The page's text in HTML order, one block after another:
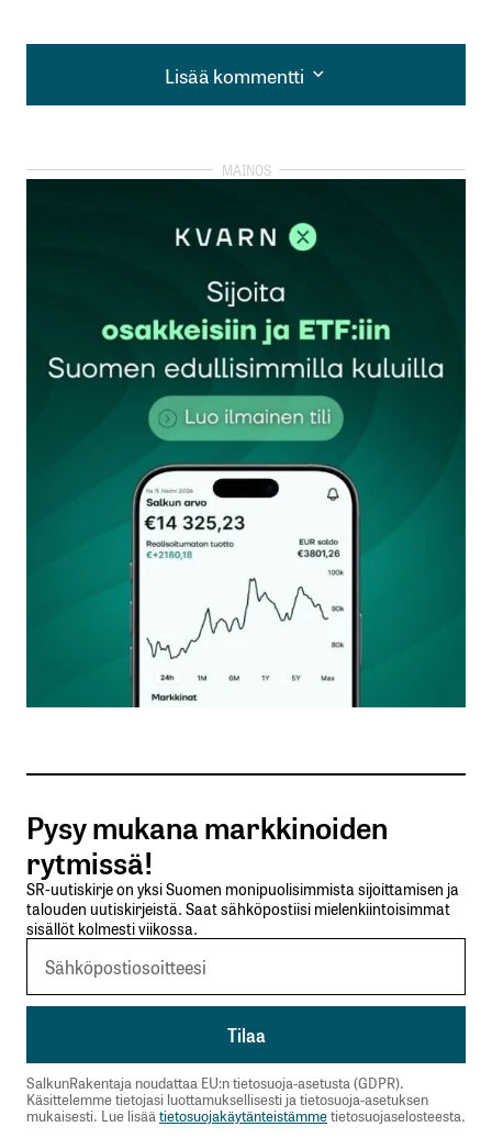
Lisää kommentti
Lisää kommentti
kirjautua
rekisteröityä
Sähköpostiosoitettasi ei julkaista.Pakolliset
kentät on merkitty*
Kommentti*
Nimesi tai nimimerkkisi
Sähköpostiosoitteesi
Tilaa SalkunRakentajan uutiskirje
Lähetä kommentti
Pysy mukana markkinoiden
rytmissä!
SR-uutiskirje on yksi Suomen monipuolisimmista sijoittamisen ja
talouden uutiskirjeistä. Saat sähköpostiisi mielenkiintoisimmat
sisällöt kolmesti viikossa.
SalkunRakentaja noudattaa EU:n tietosuoja-asetusta (GDPR).
Käsittelemme tietojasi luottamuksellisesti ja tietosuoja-asetuksen
mukaisesti. Lue lisäätietosuojakäytänteistämmetietosuojaselosteesta.